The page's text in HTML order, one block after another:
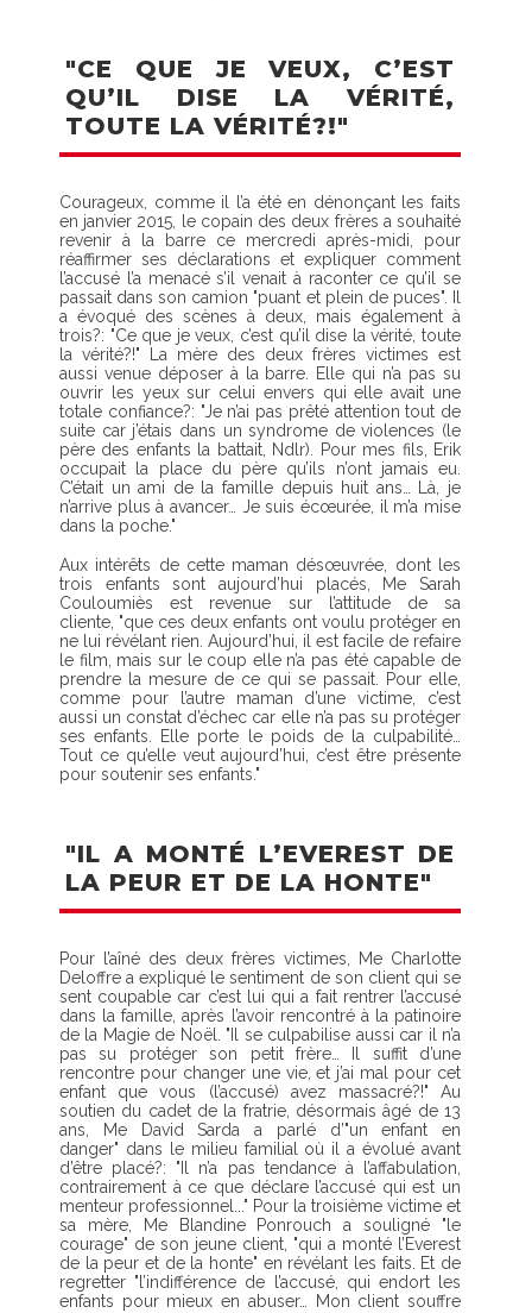
"CE QUE JE VEUX, C’EST
QU’IL DISE LA VÉRITÉ,
TOUTE LA VÉRITÉ?!"
Courageux, comme il l’a été en dénonçant les faits
en janvier 2015, le copain des deux frères a souhaité
revenir à la barre ce mercredi après-midi, pour
réaffirmer ses déclarations et expliquer comment
l’accusé l’a menacé s’il venait à raconter ce qu’il se
passait dans son camion "puant et plein de puces". Il
a évoqué des scènes à deux, mais également à
trois?: "Ce que je veux, c’est qu’il dise la vérité, toute
la vérité?!" La mère des deux frères victimes est
aussi venue déposer à la barre. Elle qui n’a pas su
ouvrir les yeux sur celui envers qui elle avait une
totale confiance?: "Je n’ai pas prêté attention tout de
suite car j’étais dans un syndrome de violences (le
père des enfants la battait, Ndlr). Pour mes fils, Erik
occupait la place du père qu’ils n’ont jamais eu.
C’était un ami de la famille depuis huit ans… Là, je
n’arrive plus à avancer… Je suis écœurée, il m’a mise
dans la poche."
Aux intérêts de cette maman désœuvrée, dont les
trois enfants sont aujourd’hui placés, Me Sarah
Couloumiès est revenue sur l’attitude de sa
cliente, "que ces deux enfants ont voulu protéger en
ne lui révélant rien. Aujourd’hui, il est facile de refaire
le film, mais sur le coup elle n’a pas été capable de
prendre la mesure de ce qui se passait. Pour elle,
comme pour l’autre maman d’une victime, c’est
aussi un constat d’échec car elle n’a pas su protéger
ses enfants. Elle porte le poids de la culpabilité…
Tout ce qu’elle veut aujourd’hui, c’est être présente
pour soutenir ses enfants."
"IL A MONTÉ L’EVEREST DE
LA PEUR ET DE LA HONTE"
Pour l’aîné des deux frères victimes, Me Charlotte
Deloffre a expliqué le sentiment de son client qui se
sent coupable car c’est lui qui a fait rentrer l’accusé
dans la famille, après l’avoir rencontré à la patinoire
de la Magie de Noël. "Il se culpabilise aussi car il n’a
pas su protéger son petit frère… Il suffit d’une
rencontre pour changer une vie, et j’ai mal pour cet
enfant que vous (l’accusé) avez massacré?!" Au
soutien du cadet de la fratrie, désormais âgé de 13
ans, Me David Sarda a parlé d’"un enfant en
danger" dans le milieu familial où il a évolué avant
d’être placé?: "Il n’a pas tendance à l’affabulation,
contrairement à ce que déclare l’accusé qui est un
menteur professionnel..." Pour la troisième victime et
sa mère, Me Blandine Ponrouch a souligné "le
courage" de son jeune client, "qui a monté l’Everest
de la peur et de la honte" en révélant les faits. Et de
regretter "l’indifférence de l’accusé, qui endort les
enfants pour mieux en abuser… Mon client souffre